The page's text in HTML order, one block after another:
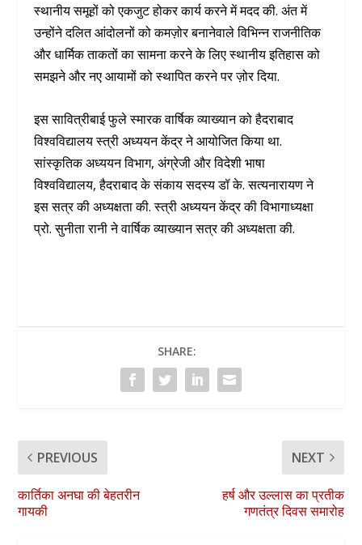
स्थानीय समूहों को एकजुट होकर कार्य करने में मदद की. अंत में
उन्होंने दलित आंदोलनों को कमज़ोर बनानेवाले विभिन्न राजनीतिक
और धार्मिक ताकतों का सामना करने के लिए स्थानीय इतिहास को
समझने और नए आयामों को स्थापित करने पर ज़ोर दिया.
इस सावित्रीबाई फुले स्मारक वार्षिक व्याख्यान को हैदराबाद
विश्वविद्यालय स्त्री अध्ययन केंद्र ने आयोजित किया था.
सांस्कृतिक अध्ययन विभाग, अंग्रेजी और विदेशी भाषा
विश्वविद्यालय, हैदराबाद के संकाय सदस्य डॉ के. सत्यनारायण ने
इस सत्र की अध्यक्षता की. स्त्री अध्ययन केंद्र की विभागाध्यक्षा
प्रो. सुनीता रानी ने वार्षिक व्याख्यान सत्र की अध्यक्षता की.
SHARE:
PREVIOUS
कार्तिका अनघा की बेहतरीन
गायकी
NEXT
हर्ष और उल्लास का प्रतीक
गणतंत्र दिवस समारोह